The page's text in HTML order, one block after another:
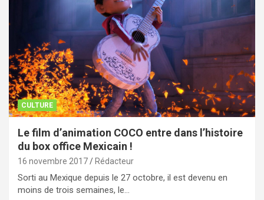
CULTURE
Le film d’animation COCO entre dans l’histoire
du box office Mexicain !
16 novembre 2017 Rédacteur
Sorti au Mexique depuis le 27 octobre, il est devenu en
moins de trois semaines, le…